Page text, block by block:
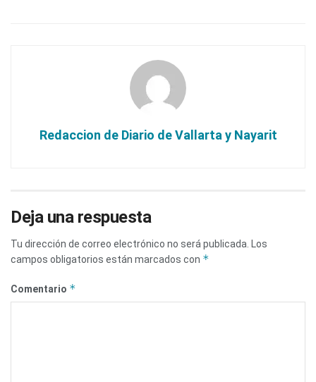
Redaccion de Diario de Vallarta y Nayarit
Deja una respuesta
Tu dirección de correo electrónico no será publicada.
Los
campos obligatorios están marcados con *
Comentario *